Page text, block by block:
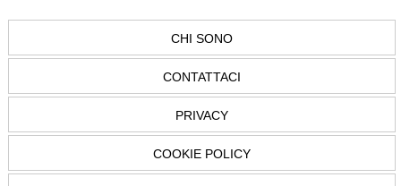
CHI SONO
CONTATTACI
PRIVACY
COOKIE POLICY